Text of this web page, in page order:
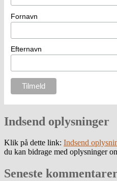
Fornavn
Efternavn
Indsend oplysninger
Klik på dette link: Indsend
du kan bidrage med oplysninger
Seneste kommentarer